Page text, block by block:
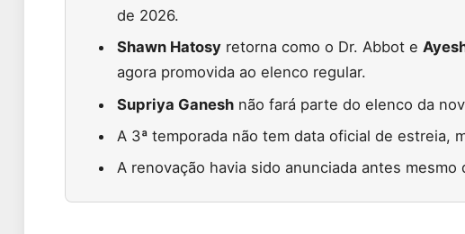
de 2026.
Shawn Hatosy retorna como o Dr. Abbot e
agora promovida ao elenco regular.
Supriya Ganesh não fará parte do elenco da
A 3ª temporada não tem data oficial de estreia,
A renovação havia sido anunciada antes mesmo